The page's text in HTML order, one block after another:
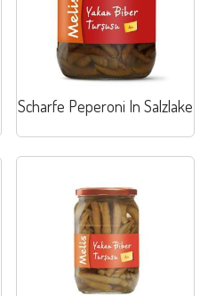
Scharfe Peperoni In Salzlake